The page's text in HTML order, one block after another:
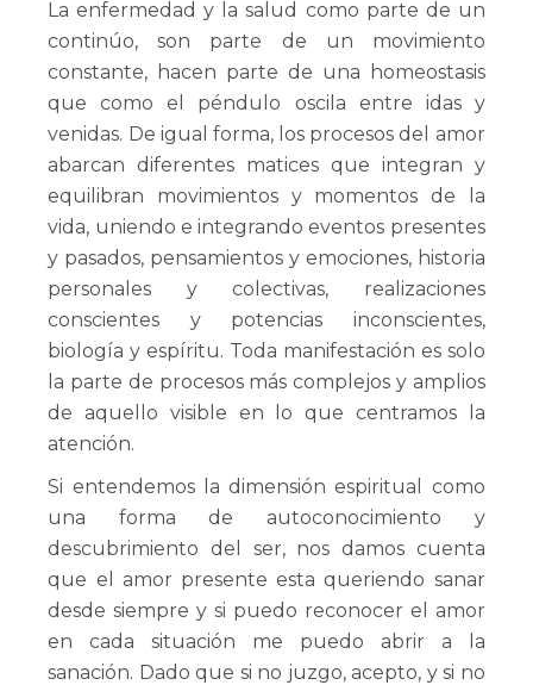
La enfermedad y la salud como parte de un
continúo, son parte de un movimiento
constante, hacen parte de una homeostasis
que como el péndulo oscila entre idas y
venidas. De igual forma, los procesos del amor
abarcan diferentes matices que integran y
equilibran movimientos y momentos de la
vida, uniendo e integrando eventos presentes
y pasados, pensamientos y emociones, historia
personales y colectivas, realizaciones
conscientes y potencias inconscientes,
biología y espíritu. Toda manifestación es solo
la parte de procesos más complejos y amplios
de aquello visible en lo que centramos la
atención.
Si entendemos la dimensión espiritual como
una forma de autoconocimiento y
descubrimiento del ser, nos damos cuenta
que el amor presente esta queriendo sanar
desde siempre y si puedo reconocer el amor
en cada situación me puedo abrir a la
sanación. Dado que si no juzgo, acepto, y si no